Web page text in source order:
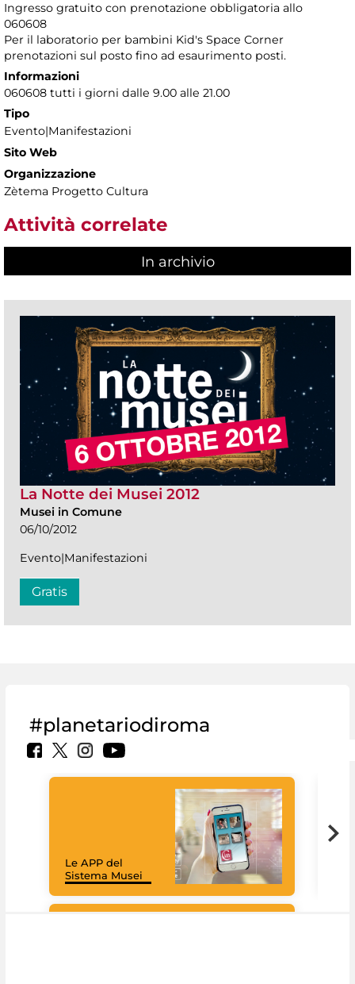
Ingresso gratuito con prenotazione obbligatoria allo
060608
Per il laboratorio per bambini Kid's Space Corner
prenotazioni sul posto fino ad esaurimento posti.
Informazioni
060608 tutti i giorni dalle 9.00 alle 21.00
Tipo
Evento|Manifestazioni
Sito Web
Organizzazione
Zètema Progetto Cultura
Attività correlate
In archivio
La Notte dei Musei 2012
Musei in Comune
06/10/2012
Evento|Manifestazioni
Gratis
#planetariodiroma
Le APP del
Sistema Musei